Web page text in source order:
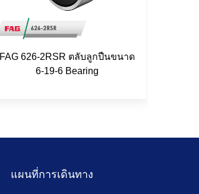
FAG 626-2RSR ตลับลูกปืนขนาด
6-19-6 Bearing
แผนที่การเดินทาง